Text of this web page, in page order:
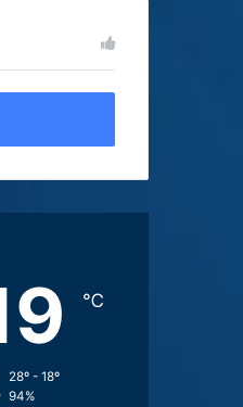
℃
28º - 18º
94%